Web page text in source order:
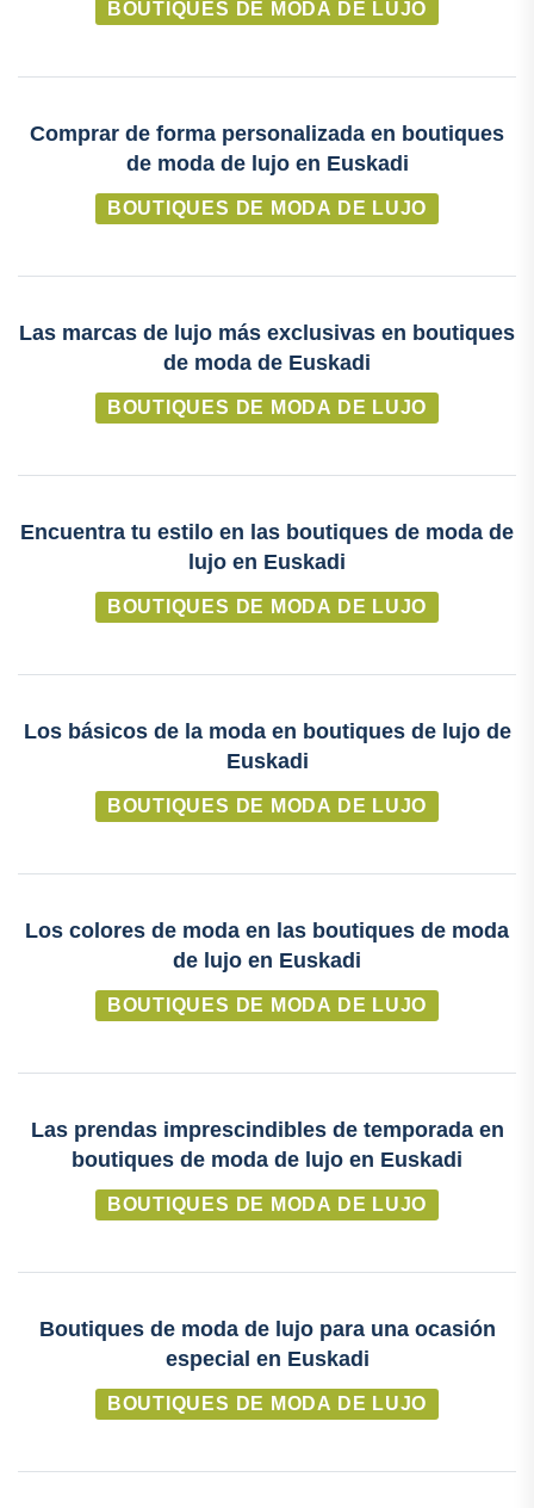
BOUTIQUES DE MODA DE LUJO
Comprar de forma personalizada en boutiques
de moda de lujo en Euskadi
BOUTIQUES DE MODA DE LUJO
Las marcas de lujo más exclusivas en boutiques
de moda de Euskadi
BOUTIQUES DE MODA DE LUJO
Encuentra tu estilo en las boutiques de moda de
lujo en Euskadi
BOUTIQUES DE MODA DE LUJO
Los básicos de la moda en boutiques de lujo de
Euskadi
BOUTIQUES DE MODA DE LUJO
Los colores de moda en las boutiques de moda
de lujo en Euskadi
BOUTIQUES DE MODA DE LUJO
Las prendas imprescindibles de temporada en
boutiques de moda de lujo en Euskadi
BOUTIQUES DE MODA DE LUJO
Boutiques de moda de lujo para una ocasión
especial en Euskadi
BOUTIQUES DE MODA DE LUJO